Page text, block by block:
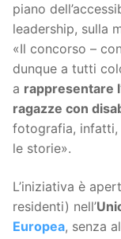
piano
leadership, sulla
«Il concorso –
dunque a tutti
a rappresentare
ragazze con
fotografia, infatti,
le storie».
L’iniziativa è
residenti) nell’
Europea, senza